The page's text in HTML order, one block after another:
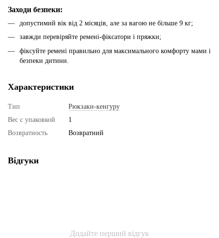
Заходи безпеки:
допустимий вік від 2 місяців, але за вагою не більше 9 кг;
завжди перевіряйте ремені-фіксатори і пряжки;
фіксуйте ремені правильно для максимального комфорту мами і
безпеки дитини.
Характеристики
Тип
Рюкзаки-кенгуру
Вес с упаковкой
1
Возвратность
Возвратний
Відгуки
Додайте перший відгук